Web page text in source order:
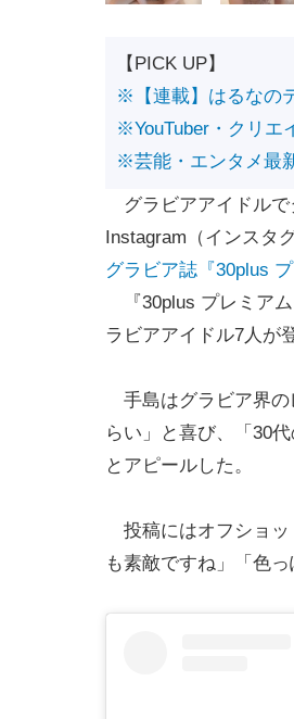
【PICK UP】
※【連載】はるなの
※YouTuber・クリエ
※芸能・エンタメ最
グラビアアイドルで
Instagram（インスタ
グラビア誌『30plus
『30plus プレミア
ラビアアイドル7人が
手島はグラビア界の
らい」と喜び、「30
とアピールした。
投稿にはオフショッ
も素敵ですね」「色